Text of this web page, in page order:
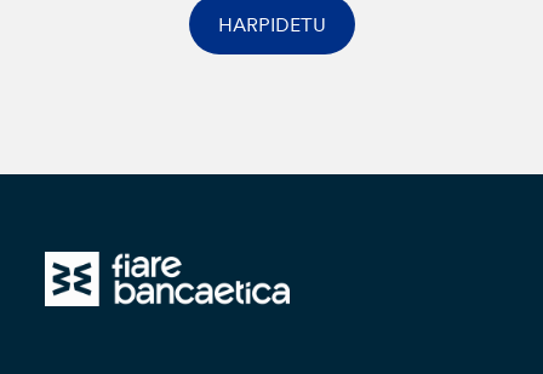
HARPIDETU